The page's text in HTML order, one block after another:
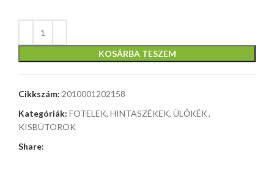
KOSÁRBA TESZEM
Cikkszám: 2010001202158
Kategóriák: FOTELEK, HINTASZÉKEK, ÜLŐKÉK,
KISBÚTOROK
Share: